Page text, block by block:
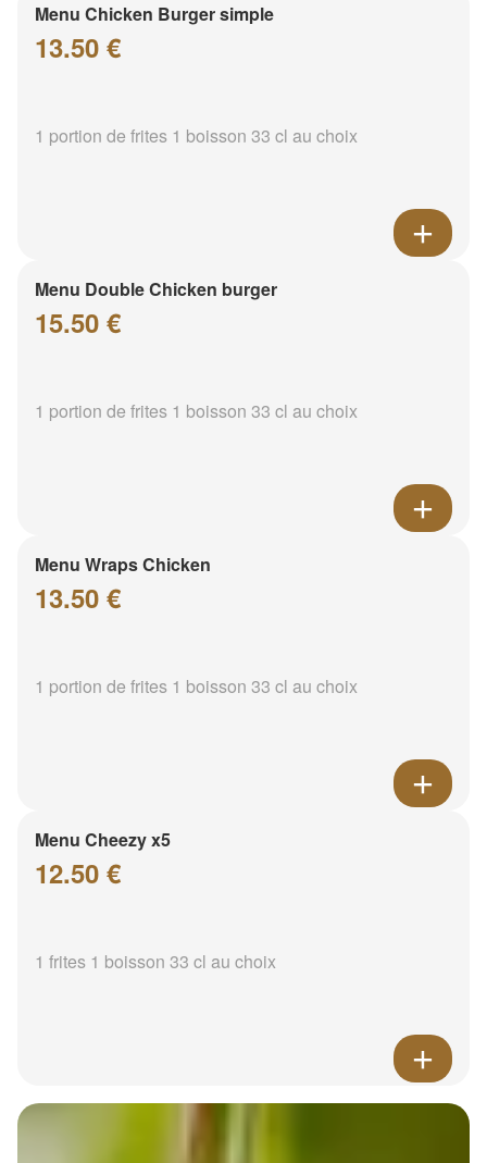
Menu Chicken Burger simple
13.50 €
1 portion de frites 1 boisson 33 cl au choix
Menu Double Chicken burger
15.50 €
1 portion de frites 1 boisson 33 cl au choix
Menu Wraps Chicken
13.50 €
1 portion de frites 1 boisson 33 cl au choix
Menu Cheezy x5
12.50 €
1 frites 1 boisson 33 cl au choix